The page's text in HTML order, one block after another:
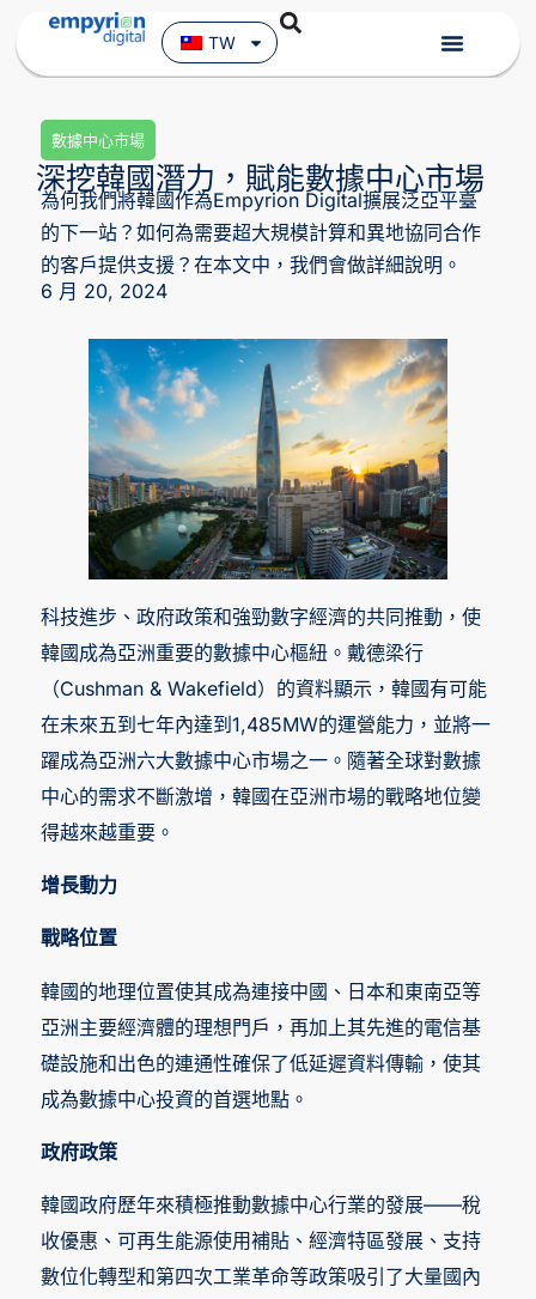
TW
數據中心市場
深挖韓國潛力，賦能數據中心市場
為何我們將韓國作為Empyrion Digital擴展泛亞平臺
的下一站？如何為需要超大規模計算和異地協同合作
的客戶提供支援？在本文中，我們會做詳細說明。
6 月 20, 2024
科技進步、政府政策和強勁數字經濟的共同推動，使
韓國成為亞洲重要的數據中心樞紐。戴德梁行
（Cushman & Wakefield）的資料顯示，韓國有可能
在未來五到七年內達到1,485MW的運營能力，並將一
躍成為亞洲六大數據中心市場之一。隨著全球對數據
中心的需求不斷激增，韓國在亞洲市場的戰略地位變
得越來越重要。
增長動力
戰略位置
韓國的地理位置使其成為連接中國、日本和東南亞等
亞洲主要經濟體的理想門戶，再加上其先進的電信基
礎設施和出色的連通性確保了低延遲資料傳輸，使其
成為數據中心投資的首選地點。
政府政策
韓國政府歷年來積極推動數據中心行業的發展——稅
收優惠、可再生能源使用補貼、經濟特區發展、支持
數位化轉型和第四次工業革命等政策吸引了大量國內